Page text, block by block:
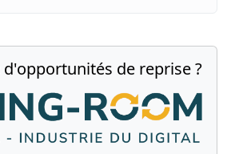
de reprise ?